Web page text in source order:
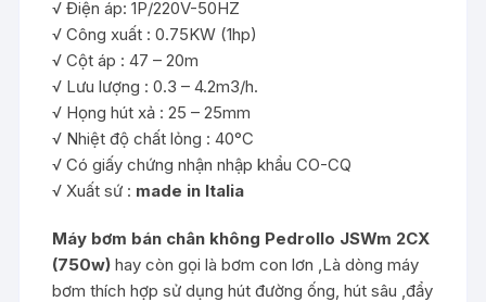
√ Điện áp: 1P/220V-50HZ
√ Công xuất : 0.75KW (1hp)
√ Cột áp : 47 – 20m
√ Lưu lượng : 0.3 – 4.2m3/h.
√ Họng hút xả : 25 – 25mm
√ Nhiệt độ chất lỏng : 40°C
√ Có giấy chứng nhận nhập khẩu CO-CQ
√ Xuất sứ : made in Italia
Máy bơm bán chân không Pedrollo JSWm 2CX
(750w) hay còn gọi là bơm con lơn ,Là dòng máy
bơm thích hợp sử dụng hút đường ống, hút sâu ,đẩy